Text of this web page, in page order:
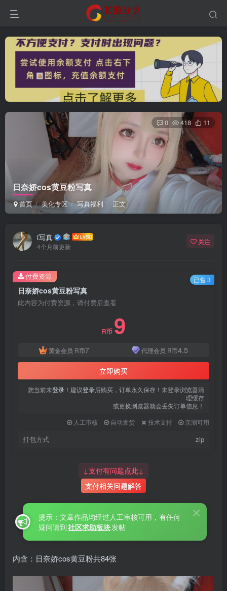
日奈娇cos黄豆粉写真
首页 美化专区 写真福利 正文
0 418 11
i写真
4个月前更新
关注
日奈娇cos黄豆粉写真
此内容为付费资源，请付费后查看
R币 9
黄金会员 R币7 代理会员 R币4.5
立即购买
您当前未登录 ！建议登录后购买，订单永久保存！未登录浏览器清
理缓存
或更换浏览器就会丢失订单信息！
人工审核
自动发货 技术支持 亲测可用
打包方式 zip
付费资源 已售 3
↓支付有问题点此↓
支付相关问题解答
提示：文章作品均经过人工审核可用，有任何
疑问请到社区求助板块发帖
内含：日奈娇cos黄豆粉共84张
登录
没有账号？立即注册
用户名或邮箱
登录密码
社交账号登录
使用社交账号登录即表示同意 用户协议、隐私声明